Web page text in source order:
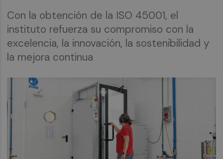
Con la obtención de la ISO 45001, el
instituto refuerza su compromiso con la
excelencia, la innovación, la sostenibilidad y
la mejora continua